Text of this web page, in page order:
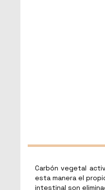
Carbón vegetal
esta manera el
intestinal son